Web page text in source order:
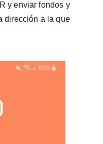
y enviar fondos y
dirección a la que